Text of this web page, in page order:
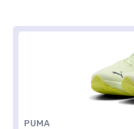
PUMA